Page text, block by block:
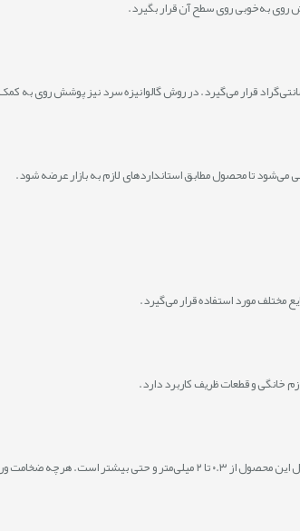
روی به‌خوبی روی سطح آن قرار بگیرد.
تا محصول مطابق استانداردهای لازم به بازار عرضه شود.
مختلف مورد استفاده قرار می‌گیرد.
خانگی و قطعات ظریف کاربرد دارد.
ورق‌های گالوانیزه در ضخامت‌ها، عرض‌ها و ابعاد مختلف تولید می‌شوند. ضخامت‌های